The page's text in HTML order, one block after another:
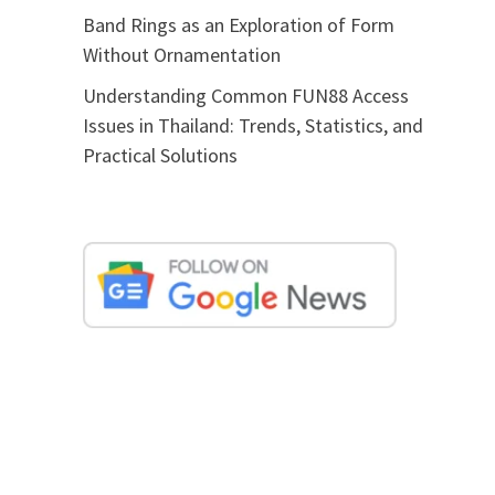
Band Rings as an Exploration of Form
Without Ornamentation
Understanding Common FUN88 Access
Issues in Thailand: Trends, Statistics, and
Practical Solutions